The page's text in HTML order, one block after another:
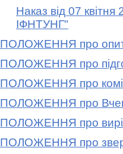
Наказ від 07
ІФНТУНГ"
ПОЛОЖЕННЯ про
ПОЛОЖЕННЯ про
ПОЛОЖЕННЯ про
ПОЛОЖЕННЯ про
ПОЛОЖЕННЯ про
ПОЛОЖЕННЯ про